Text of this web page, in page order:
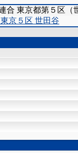
合 東京都第５区
京５区 世田谷